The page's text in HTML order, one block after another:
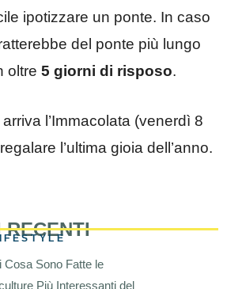
ipotizzare un ponte. In caso
del ponte più lungo
oltre 5 giorni di risposo.
l’Immacolata (venerdì 8
l’ultima gioia dell’anno.
RECENTI
Cosa Sono Fatte le
Più Interessanti del